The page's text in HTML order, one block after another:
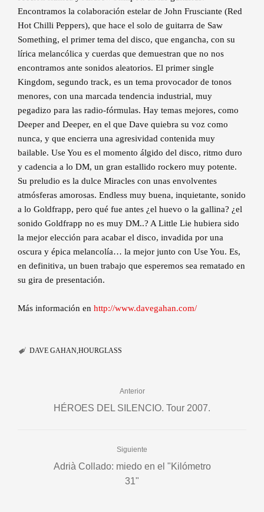
Encontramos la colaboración estelar de John Frusciante (Red
Hot Chilli Peppers), que hace el solo de guitarra de Saw
Something, el primer tema del disco, que engancha, con su
lírica melancólica y cuerdas que demuestran que no nos
encontramos ante sonidos aleatorios. El primer single
Kingdom, segundo track, es un tema provocador de tonos
menores, con una marcada tendencia industrial, muy
pegadizo para las radio-fórmulas. Hay temas mejores, como
Deeper and Deeper, en el que Dave quiebra su voz como
nunca, y que encierra una agresividad contenida muy
bailable. Use You es el momento álgido del disco, ritmo duro
y cadencia a lo DM, un gran estallido rockero muy potente.
Su preludio es la dulce Miracles con unas envolventes
atmósferas amorosas. Endless muy buena, inquietante, sonido
a lo Goldfrapp, pero qué fue antes ¿el huevo o la gallina? ¿el
sonido Goldfrapp no es muy DM..? A Little Lie hubiera sido
la mejor elección para acabar el disco, invadida por una
oscura y épica melancolía… la mejor junto con Use You. Es,
en definitiva, un buen trabajo que esperemos sea rematado en
su gira de presentación.
Más información en http://www.davegahan.com/
DAVE GAHAN HOURGLASS
Anterior
HÉROES DEL SILENCIO. Tour 2007.
Siguiente
Adrià Collado: miedo en el "Kilómetro
31"